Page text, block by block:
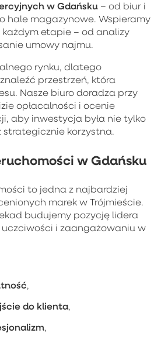
w Gdańsku – od biur i
hale magazynowe. Wspieramy
etapie – od analizy
umowy najmu.
rynku, dlatego
przestrzeń, która
Nasze biuro doradza przy
opłacalności i ocenie
aby inwestycja była nie tylko
korzystna.
w Gdańsku
to jedna z najbardziej
marek w Trójmieście.
budujemy pozycję lidera
i zaangażowaniu w
,
do klienta,
,